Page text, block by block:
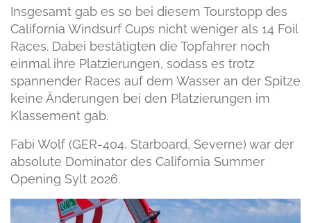
Insgesamt gab es so bei diesem Tourstopp des
California Windsurf Cups nicht weniger als 14 Foil
Races. Dabei bestätigten die Topfahrer noch
einmal ihre Platzierungen, sodass es trotz
spannender Races auf dem Wasser an der Spitze
keine Änderungen bei den Platzierungen im
Klassement gab.
Fabi Wolf (GER-404, Starboard, Severne) war der
absolute Dominator des California Summer
Opening Sylt 2026.